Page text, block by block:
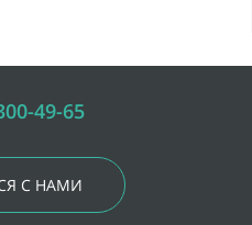
49-65
С НАМИ